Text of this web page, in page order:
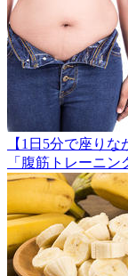
【1日5分で座り
「腹筋トレーニン